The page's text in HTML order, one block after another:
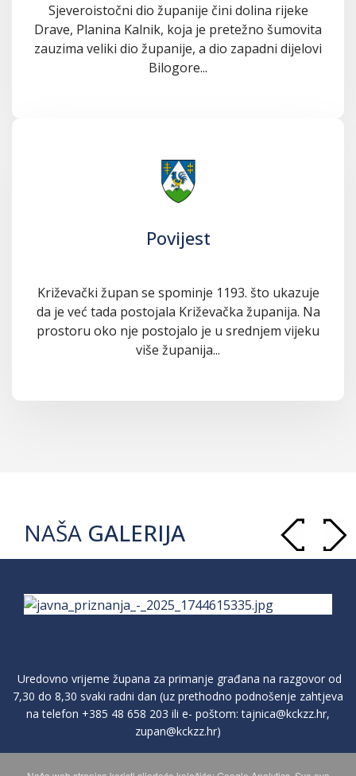
Sjeveroistočni dio županije čini dolina rijeke
Drave, Planina Kalnik, koja je pretežno šumovita
zauzima veliki dio županije, a dio zapadni dijelovi
Bilogore...
Povijest
Križevački župan se spominje 1193. što ukazuje
da je već tada postojala Križevačka županija. Na
prostoru oko nje postojalo je u srednjem vijeku
više županija...
NAŠA GALERIJA
Uredovno vrijeme župana za primanje građana na razgovor od
7,30 do 8,30 svaki radni dan (uz prethodno podnošenje zahtjeva
na telefon +385 48 658 203 ili e- poštom:tajnica@kckzz.hr,
zupan@kckzz.hr)